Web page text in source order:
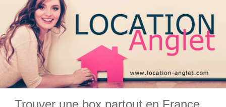
Trouver une box partout en France